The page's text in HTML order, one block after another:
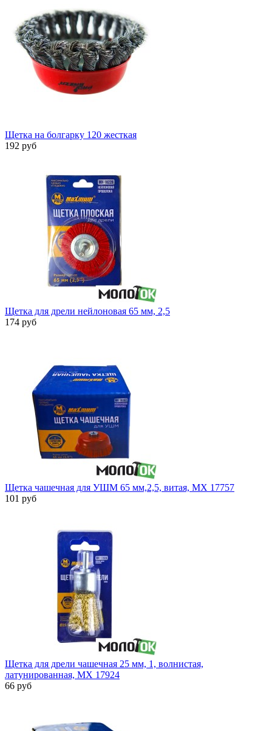
Щетка на болгарку 120 жесткая
192 руб
Щетка для дрели нейлоновая 65 мм, 2,5
174 руб
Щетка чашечная для УШМ 65 мм,2,5, витая, MX 17757
101 руб
Щетка для дрели чашечная 25 мм, 1, волнистая,
латунированная, MX 17924
66 руб